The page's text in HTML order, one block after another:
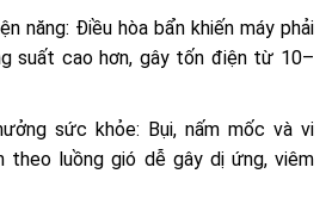
năng: Điều hòa bẩn khiến máy phải
suất cao hơn, gây tốn điện từ 10–
sức khỏe: Bụi, nấm mốc và vi
theo luồng gió dễ gây dị ứng, viêm